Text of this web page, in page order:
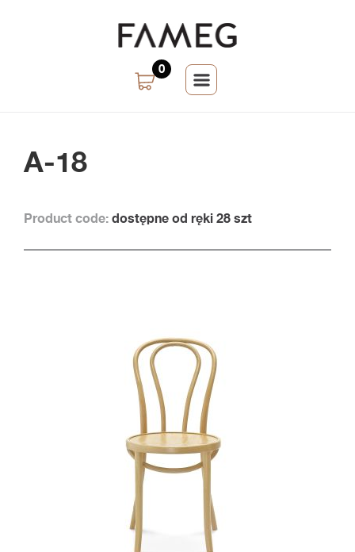
0
A-18
Product code: dostępne od ręki 28 szt